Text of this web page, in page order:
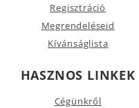
Regisztráció
Megrendeléseid
Kívánságlista
HASZNOS LINKEK
Cégünkről